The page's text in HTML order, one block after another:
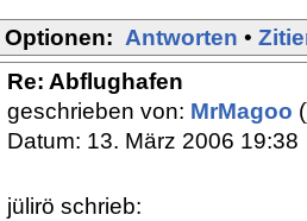
Optionen: Antworten •
Re: Abflughafen
geschrieben von: MrMagoo
Datum: 13. März 2006 19:38
jülirö schrieb: